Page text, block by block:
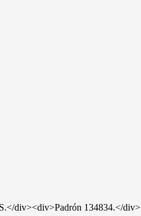
div><div>Padrón 134834.</div>